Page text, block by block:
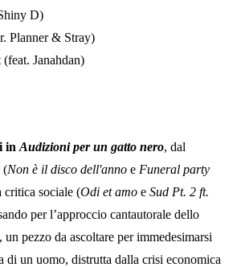
D)
Planner & Stray)
Janahdan)
in Audizioni per un gatto nero, dal
(Non è il disco dell'anno e Funeral party
critica sociale (Odi et amo e Sud Pt. 2 ft.
per l’approccio cantautorale dello
, un pezzo da ascoltare per immedesimarsi
di un uomo, distrutta dalla crisi economica